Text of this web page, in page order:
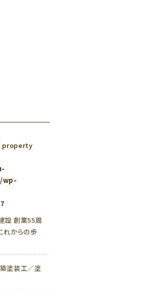
property
wp-
設 創業55周
れからの歩
塗装工／塗